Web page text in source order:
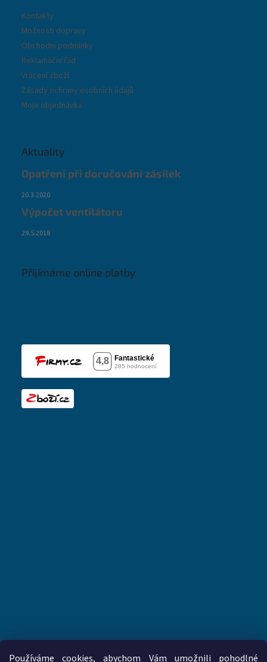
Používáme cookies, abychom Vám umožnili pohodlné
Kontakty
Možnosti dopravy
Obchodní podmínky
Reklamační řád
Vrácení zboží
Zásady ochrany osobních údajů
Moje objednávka
Aktuality
Opatření při doručování zásilek
20.3.2020
Výpočet ventilátoru
29.5.2018
Přijímáme online platby